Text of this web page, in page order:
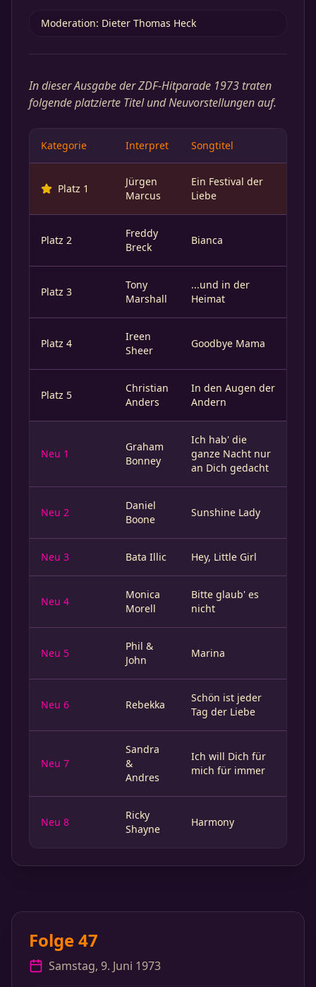
Moderation: Dieter Thomas Heck
In dieser Ausgabe der ZDF-Hitparade 1973 traten
folgende platzierte Titel und Neuvorstellungen auf.
Kategorie Interpret Songtitel
Platz 1
Jürgen
Marcus
Ein Festival der
Liebe
Platz 2
Freddy
Breck
Bianca
Platz 3
Tony
Marshall
...und in der
Heimat
Platz 4
Ireen
Sheer
Goodbye Mama
Platz 5
Christian
Anders
In den Augen der
Andern
Neu 1
Graham
Bonney
Ich hab' die
ganze Nacht nur
an Dich gedacht
Neu 2
Daniel
Boone
Sunshine Lady
Neu 3 Bata Illic Hey, Little Girl
Neu 4
Monica
Morell
Bitte glaub' es
nicht
Neu 5
Phil &
John
Marina
Neu 6 Rebekka
Schön ist jeder
Tag der Liebe
Neu 7
Sandra
&
Andres
Ich will Dich für
mich für immer
Neu 8
Ricky
Shayne
Harmony
Folge 47
Samstag, 9. Juni 1973